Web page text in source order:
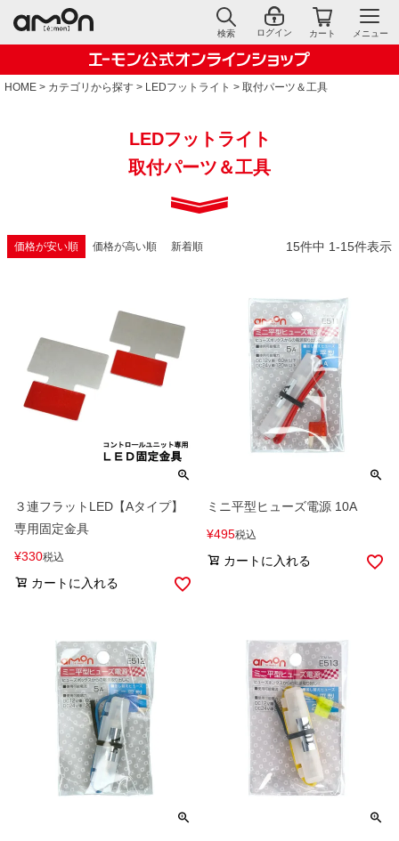
検索 ログイン カート メニュー
HOME カテゴリから探す LEDフットライト 取付パーツ＆工具
LEDフットライト
取付パーツ＆工具
価格が安い順 価格が高い順 新着順 15件中 1-15件表示
３連フラットLED【Aタイプ】
専用固定金具
¥330税込
カートに入れる
ミニ平型ヒューズ電源 10A
¥495税込
カートに入れる